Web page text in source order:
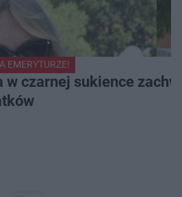
EMERYTURZE!
w czarnej sukience